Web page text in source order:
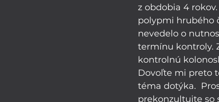
z obdobia 4
polypmi hrubého
nevedelo o
termínu kontroly.
kontrolnú
Dovoľte mi preto
téma dotýka.
prekonzultujte so